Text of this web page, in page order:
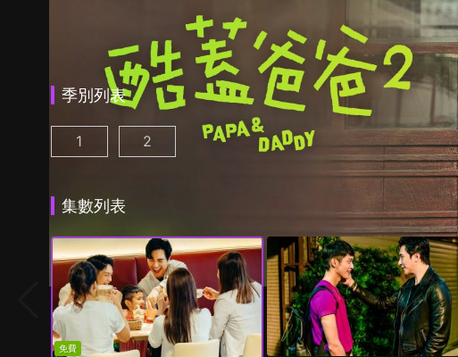
季別列表
酷蓋爸爸 第1集
1 酷蓋爸爸 第2季 第1集()
2
集數列表
免費